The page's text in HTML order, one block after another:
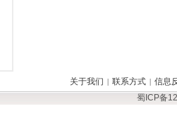
关于我们 | 联系方式 | 信息
蜀ICP备